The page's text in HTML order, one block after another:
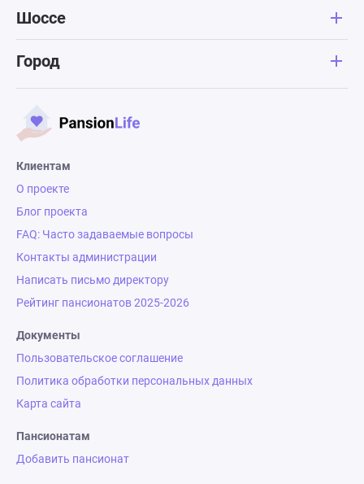
Шоссе
Город
Клиентам
О проекте
Блог проекта
FAQ: Часто задаваемые вопросы
Контакты администрации
Написать письмо директору
Рейтинг пансионатов 2025-2026
Документы
Пользовательское соглашение
Политика обработки персональных данных
Карта сайта
Пансионатам
Добавить пансионат